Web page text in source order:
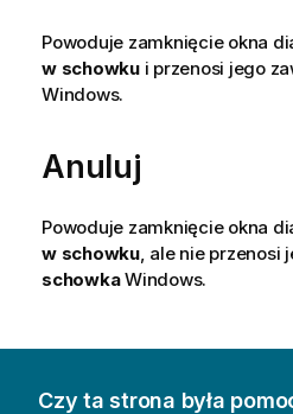
Powoduje zamknięcie okna
w schowkui przenosi jego
Windows.
Anuluj
Powoduje zamknięcie okna
w schowku, ale nie przenosi
schowkaWindows.
Czy ta strona była